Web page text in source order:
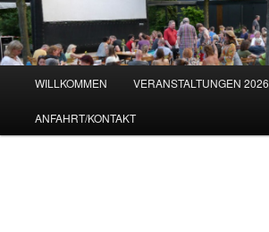
WILLKOMMEN VERANSTALTUNGEN 2026
ANFAHRT/KONTAKT